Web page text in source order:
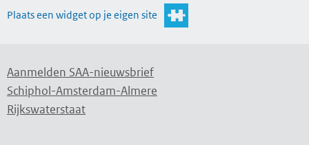
Plaats een widget op je eigen site
Aanmelden SAA-nieuwsbrief
Schiphol-Amsterdam-Almere
Rijkswaterstaat